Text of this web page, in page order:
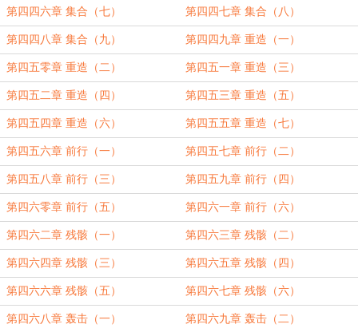
第四四六章 集合（七） 第四四七章 集合（八）
第四四八章 集合（九） 第四四九章 重造（一）
第四五零章 重造（二） 第四五一章 重造（三）
第四五二章 重造（四） 第四五三章 重造（五）
第四五四章 重造（六） 第四五五章 重造（七）
第四五六章 前行（一） 第四五七章 前行（二）
第四五八章 前行（三） 第四五九章 前行（四）
第四六零章 前行（五） 第四六一章 前行（六）
第四六二章 残骸（一） 第四六三章 残骸（二）
第四六四章 残骸（三） 第四六五章 残骸（四）
第四六六章 残骸（五） 第四六七章 残骸（六）
第四六八章 轰击（一） 第四六九章 轰击（二）